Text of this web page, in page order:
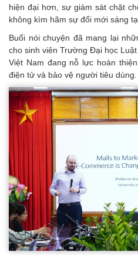
hiện đại hơn, sự giám sát chặt
không kìm hãm sự đổi mới sáng
Buổi nói chuyện đã mang lại
cho sinh viên Trường Đại học
Việt Nam đang nỗ lực hoàn
điện tử và bảo vệ người tiêu dùng.